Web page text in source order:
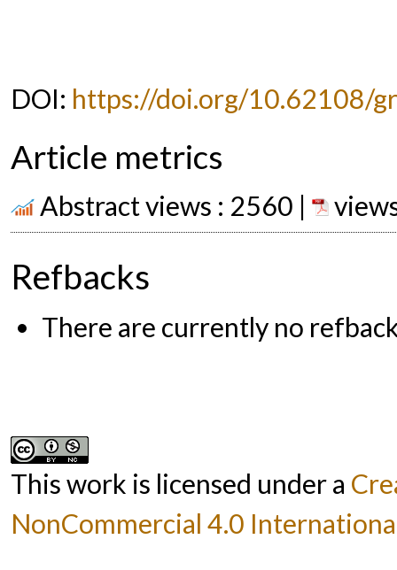
DOI: https://doi.org/10.62108/
Article metrics
Abstract views : 2560 |
Refbacks
There are currently no
This work is licensed under a
NonCommercial 4.0